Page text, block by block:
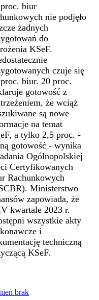
biur
nie podjęło
żadnych
do
KSeF.
czuje się
biur. 20 proc.
gotowość z
że wciąż
są nowe
na temat
a tylko 2,5 proc. -
gotowość - wynika
Ogólnopolskiej
Certyfikowanych
Rachunkowych
Ministerstwo
zapowiada, że
kwartale 2023 r.
wszystkie akty
i
techniczną
KSeF.
brak